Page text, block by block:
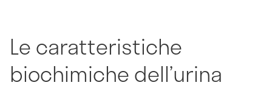
Le caratteristiche
biochimiche dell’urina